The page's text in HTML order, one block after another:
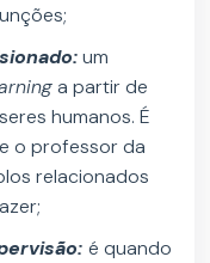
um
a partir de
humanos. É
o professor da
relacionados
é quando